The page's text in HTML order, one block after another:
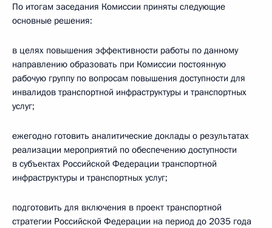
По итогам заседания Комиссии приняты следующие
основные решения:
в целях повышения эффективности работы по данному
направлению образовать при Комиссии постоянную
рабочую группу по вопросам повышения доступности для
инвалидов транспортной инфраструктуры и транспортных
услуг;
ежегодно готовить аналитические доклады о результатах
реализации мероприятий по обеспечению доступности
в субъектах Российской Федерации транспортной
инфраструктуры и транспортных услуг;
подготовить для включения в проект транспортной
стратегии Российской Федерации на период до 2035 года